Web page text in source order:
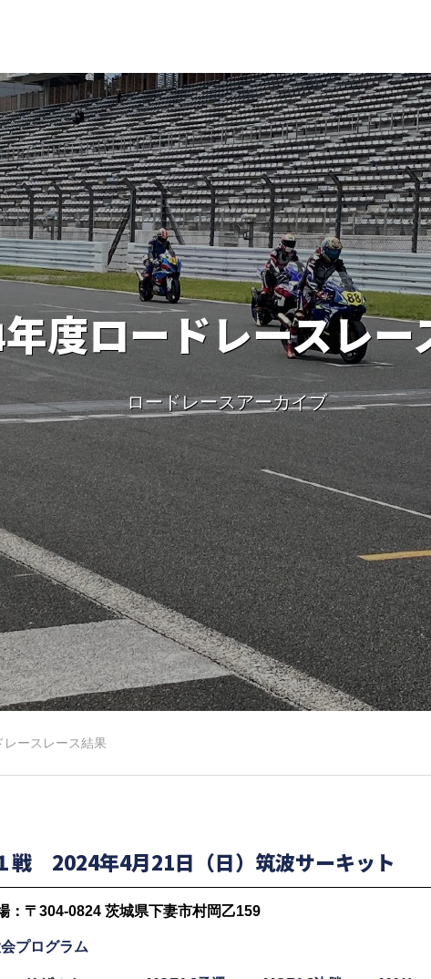
度ロードレースレー
ースレース結果
戦 2024年4月21日（日）筑波サーキット
：〒304-0824 茨城県下妻市村岡乙159
プログラム